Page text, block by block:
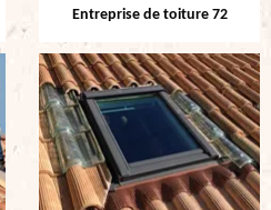
Entreprise de toiture 72